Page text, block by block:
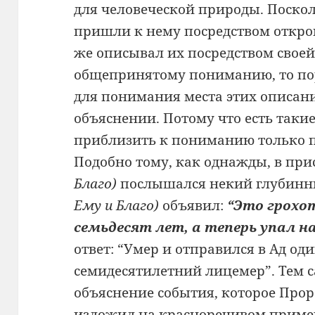
для человеческой природы.
пришли к нему посредством
же описывал их посредством
общепринятому пониманию, то
для понимания места этих
объяснении. Потому что есть
приблизить к пониманию только
Подобно тому, как однажды, в
Благо) послышался некий
Ему и Благо) объявил: “Это
семьдесят лет, а теперь упал
ответ: “Умер и отправился в Ад
семидесятилетний лицемер”. Тем
объяснение события, которое